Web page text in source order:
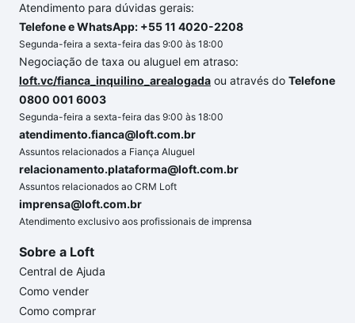
Atendimento para dúvidas gerais:
Telefone e WhatsApp: +55 11 4020-2208
Segunda-feira a sexta-feira das 9:00 às 18:00
Negociação de taxa ou aluguel em atraso:
loft.vc/fianca_inquilino_arealogada ou através do Telefone
0800 001 6003
Segunda-feira a sexta-feira das 9:00 às 18:00
atendimento.fianca@loft.com.br
Assuntos relacionados a Fiança Aluguel
relacionamento.plataforma@loft.com.br
Assuntos relacionados ao CRM Loft
imprensa@loft.com.br
Atendimento exclusivo aos profissionais de imprensa
Sobre a Loft
Central de Ajuda
Como vender
Como comprar